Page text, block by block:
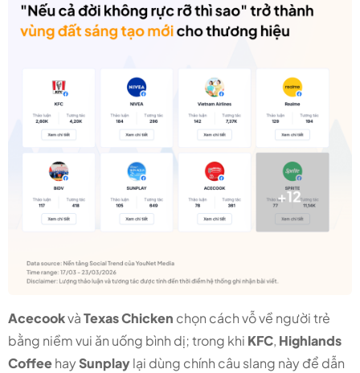
AcecookvàTexas Chicken chọn cách vỗ về người trẻ
bằng niềm vui ăn uống bình dị; trong khi KFC, Highlands
CoffeehaySunplaylại dùng chính câu slang này để dẫn